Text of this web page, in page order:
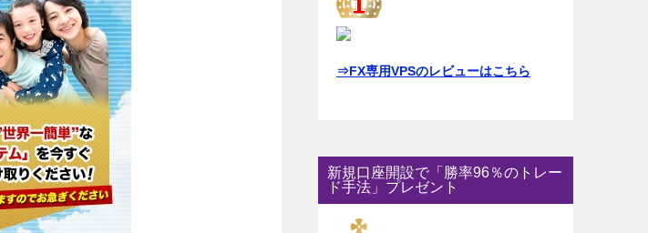
⇒FX専用VPSのレビューはこちら
新規口座開設で「勝率96％のトレー
ド手法」プレゼント